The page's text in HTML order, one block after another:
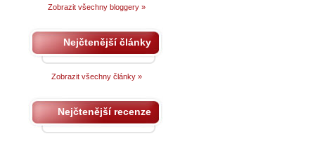
Zobrazit všechny bloggery »
Nejčtenější články
Zobrazit všechny články »
Nejčtenější recenze